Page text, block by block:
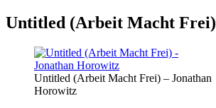
Untitled (Arbeit Macht Frei)
Untitled (Arbeit Macht Frei) – Jonathan
Horowitz